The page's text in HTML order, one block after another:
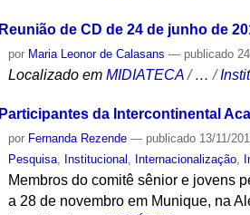
Reunião de CD de 24 de junho de
por Maria Leonor de Calasans — publicado
Localizado em MIDIATECA /…/
Participantes da Intercontinental
por Fernanda Rezende — publicado 13/11/
Pesquisa, Institucional , Internacionalização,
Membros do comitê sênior e jovens
a 28 de novembro em Munique, na